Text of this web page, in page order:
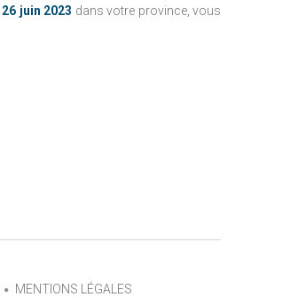
26 juin 2023 dans votre province, vous
MENTIONS LÉGALES